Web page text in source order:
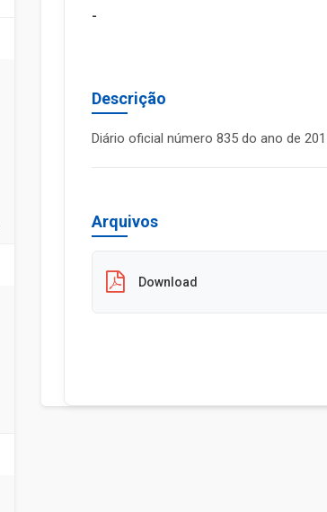
-
Descrição
Diário oficial número 835 do ano de
Arquivos
Download